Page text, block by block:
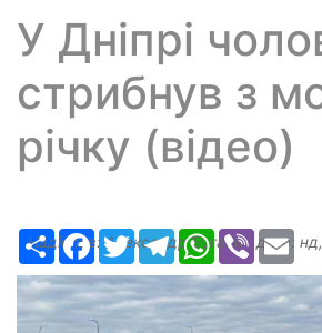
У Дніпрі
стрибнув з
річку (відео)
РесурсFacebook
TwitterTelegramWhatsApp
Viber
Надіслав:Александр Бугаев, дата: